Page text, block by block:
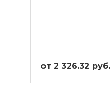
от 2 326.32 руб.